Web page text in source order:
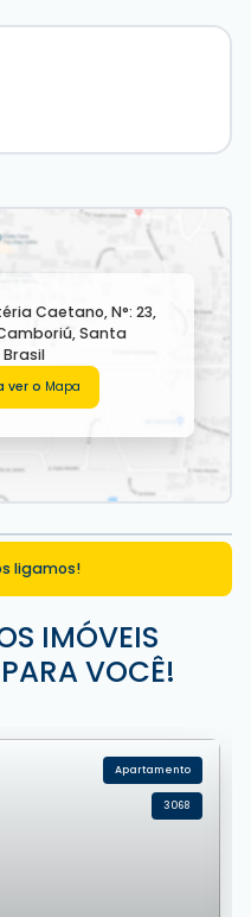
Caetano,N°: 23,
,Santa
Brasil
ver o Mapa
ligamos!
IMÓVEIS
VOCÊ!
Apartamento
3068